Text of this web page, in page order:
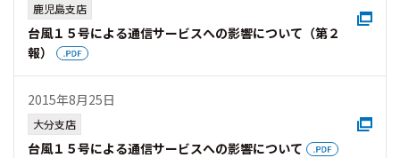
鹿児島支店
台風１５号による通信サービスへの影響について（第２
報）
2015年8月25日
大分支店
台風１５号による通信サービスへの影響について